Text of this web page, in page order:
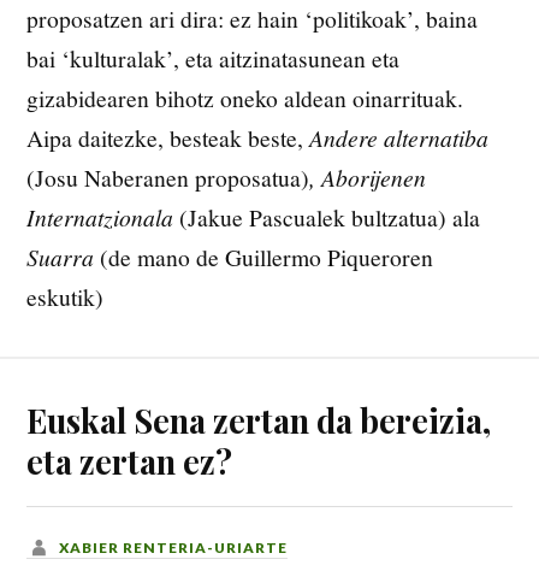
proposatzen ari dira: ez hain ‘politikoak’, baina
bai ‘kulturalak’, eta aitzinatasunean eta
gizabidearen bihotz oneko aldean oinarrituak.
Aipa daitezke, besteak beste,Andere alternatiba
(Josu Naberanen proposatua), Aborijenen
Internatzionala (Jakue Pascualek bultzatua) ala
Suarra (de mano de Guillermo Piqueroren
eskutik)
Euskal Sena zertan da bereizia,
eta zertan ez?
XABIER RENTERIA-URIARTE